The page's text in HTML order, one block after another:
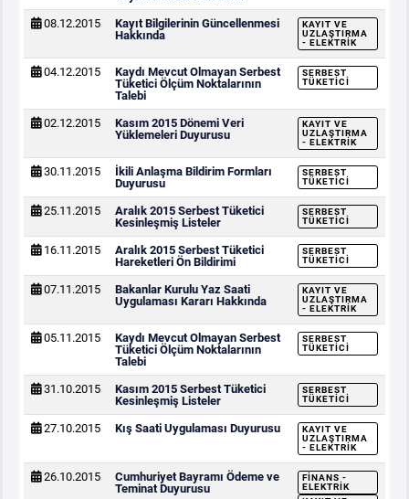
08.12.2015
Kayıt Bilgilerinin Güncellenmesi
Hakkında
KAYIT VE
UZLAŞTIRMA
- ELEKTRIK
04.12.2015
Kaydı Mevcut Olmayan Serbest
Tüketici Ölçüm Noktalarının
Talebi
SERBEST
TÜKETICI
02.12.2015
Kasım 2015 Dönemi Veri
Yüklemeleri Duyurusu
KAYIT VE
UZLAŞTIRMA
- ELEKTRIK
30.11.2015
İkili Anlaşma Bildirim Formları
Duyurusu
SERBEST
TÜKETICI
25.11.2015
Aralık 2015 Serbest Tüketici
Kesinleşmiş Listeler
SERBEST
TÜKETICI
16.11.2015
Aralık 2015 Serbest Tüketici
Hareketleri Ön Bildirimi
SERBEST
TÜKETICI
07.11.2015
Bakanlar Kurulu Yaz Saati
Uygulaması Kararı Hakkında
KAYIT VE
UZLAŞTIRMA
- ELEKTRIK
05.11.2015
Kaydı Mevcut Olmayan Serbest
Tüketici Ölçüm Noktalarının
Talebi
SERBEST
TÜKETICI
31.10.2015
Kasım 2015 Serbest Tüketici
Kesinleşmiş Listeler
SERBEST
TÜKETICI
27.10.2015 Kış Saati Uygulaması Duyurusu
KAYIT VE
UZLAŞTIRMA
- ELEKTRIK
26.10.2015
Cumhuriyet Bayramı Ödeme ve
Teminat Duyurusu
FINANS -
ELEKTRIK